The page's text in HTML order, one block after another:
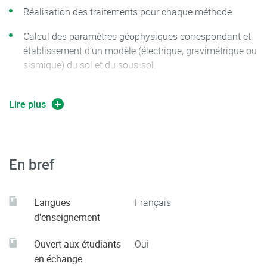
TP (3 demi-journées) : réalisation de profils sismiques,
électriques, gravimétriques.
Traitement et interprétation des données
correspondantes. Etudes de sensibilité des paramètres
méthodes (notamment prise en compte de la
covariance entre les paramètres inversés (« trade-
Réalisation des traitements pour chaque méthode.
Calcul des paramètres géophysiques correspondant et
établissement d’un modèle (électrique, gravimétrique ou
sismique) du sol et du sous-sol.
paramètres inversés.
Lire plus
En bref
Langues
d'enseignement
Français
Ouvert aux étudiants
en échange
Oui